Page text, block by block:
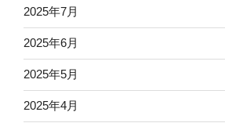
2025年7月
2025年6月
2025年5月
2025年4月